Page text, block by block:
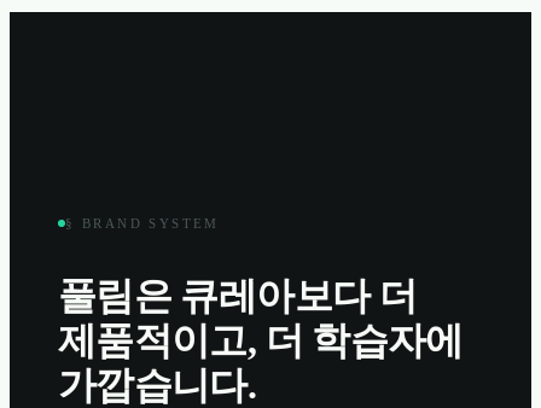
§ BRAND SYSTEM
풀림은 큐레아보다 더
제품적이고, 더 학습자에
가깝습니다.